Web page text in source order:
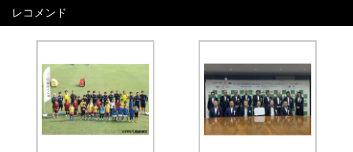
レコメンド